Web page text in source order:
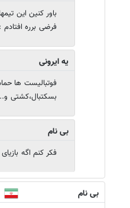
باور کنین این
فرضی برره افتادم :
یه ایرونی
فوتبالیست ها
بسکتبال،کشتی
بی نام
فکر کنم اگه بازیای رسمی
بی نام